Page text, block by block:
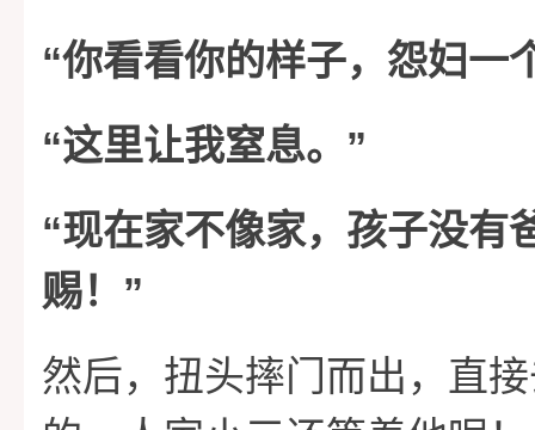
“你看看你的样子，怨妇一
“这里让我窒息。 ”
“现在家不像家，孩子没有
赐！ ”
然后，扭头摔门而出，直